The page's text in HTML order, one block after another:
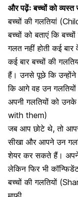
और पढ़ेंःबच्चों को
बच्चों की गलतियां
बच्चों को बताएं कि
गलत नहीं होती कई
कई बार बच्चों की
हैं। उनसे पूछे कि उन्होंने
कि आगे वह उनगलतियों
अपनी गलतियों को
with them)
जब आप छोटे थे, तो
सीखा और आपने उन
शेयर कर सकते हैं। अपने
लेकिन फिर भी
बच्चों की गलतियों